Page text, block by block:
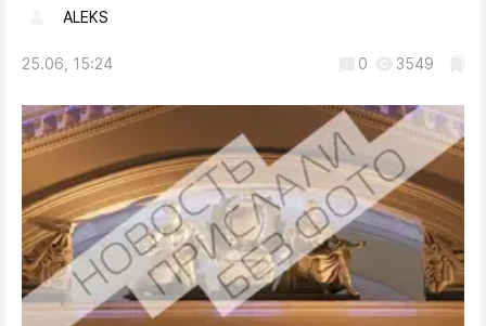
ALEKS
25.06, 15:24 0 3549